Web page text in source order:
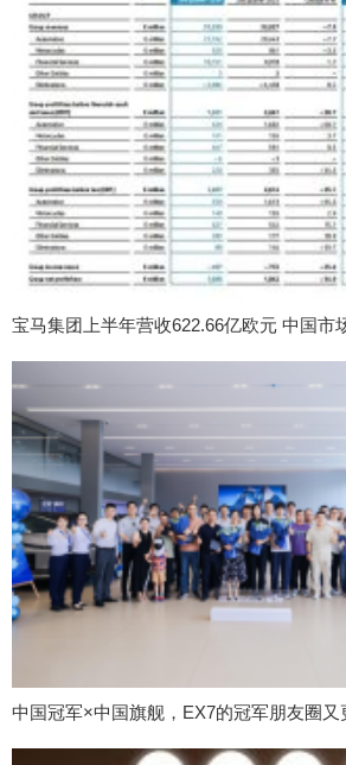
宝马集团上半年营收622.66亿欧元 中国市
中国冠军×中国旗舰，EX7的冠军朋友圈又